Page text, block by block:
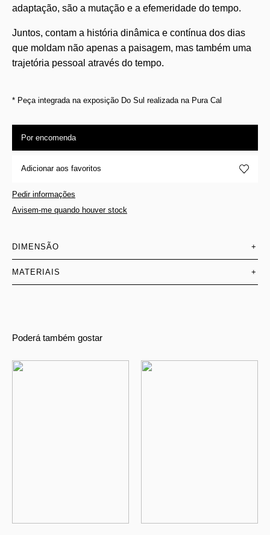
adaptação, são a mutação e a efemeridade do tempo.
Juntos, contam a história dinâmica e contínua dos dias
que moldam não apenas a paisagem, mas também uma
trajetória pessoal através do tempo.
* Peça integrada na exposição Do Sul realizada na Pura Cal
Por encomenda
Adicionar aos favoritos
Pedir informações
Avisem-me quando houver stock
DIMENSÃO +
MATERIAIS +
Poderá também gostar